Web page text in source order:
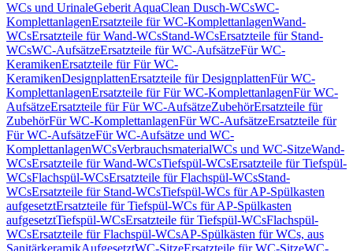
WCs und UrinaleGeberit AquaClean Dusch-WCsWC-
KomplettanlagenErsatzteile für WC-KomplettanlagenWand-
WCsErsatzteile für Wand-WCsStand-WCsErsatzteile für Stand-
WCsWC-AufsätzeErsatzteile für WC-AufsätzeFür WC-
KeramikenErsatzteile für Für WC-
KeramikenDesignplattenErsatzteile für DesignplattenFür WC-
KomplettanlagenErsatzteile für Für WC-KomplettanlagenFür WC-
AufsätzeErsatzteile für Für WC-AufsätzeZubehörErsatzteile für
ZubehörFür WC-KomplettanlagenFür WC-AufsätzeErsatzteile für
Für WC-AufsätzeFür WC-Aufsätze und WC-
KomplettanlagenWCsVerbrauchsmaterialWCs und WC-SitzeWand-
WCsErsatzteile für Wand-WCsTiefspül-WCsErsatzteile für Tiefspül-
WCsFlachspül-WCsErsatzteile für Flachspül-WCsStand-
WCsErsatzteile für Stand-WCsTiefspül-WCs für AP-Spülkasten
aufgesetztErsatzteile für Tiefspül-WCs für AP-Spülkasten
aufgesetztTiefspül-WCsErsatzteile für Tiefspül-WCsFlachspül-
WCsErsatzteile für Flachspül-WCsAP-Spülkästen für WCs, aus
SanitärkeramikAufgesetztWC-SitzeErsatzteile für WC-SitzeWC-